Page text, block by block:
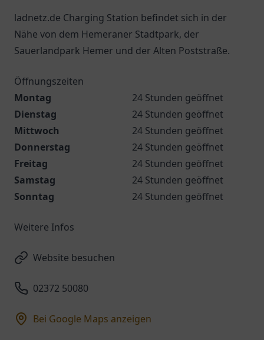
ladnetz.de Charging Station befindet sich in der
Nähe von dem Hemeraner Stadtpark, der
Sauerlandpark Hemer und der Alten Poststraße.
Öffnungszeiten
Montag
24 Stunden geöffnet
Dienstag
24 Stunden geöffnet
Mittwoch
24 Stunden geöffnet
Donnerstag
24 Stunden geöffnet
Freitag
24 Stunden geöffnet
Samstag
24 Stunden geöffnet
Sonntag
24 Stunden geöffnet
Weitere Infos
Website besuchen
02372 50080
Bei Google Maps anzeigen